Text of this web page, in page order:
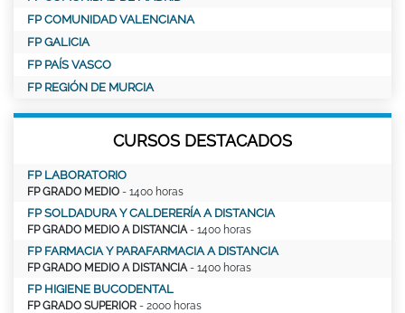
FP COMUNIDAD VALENCIANA
FP GALICIA
FP PAÍS VASCO
FP REGIÓN DE MURCIA
CURSOS DESTACADOS
FP LABORATORIO
FP GRADO MEDIO - 1400 horas
FP SOLDADURA Y CALDERERÍA A DISTANCIA
FP GRADO MEDIO A DISTANCIA - 1400 horas
FP FARMACIA Y PARAFARMACIA A DISTANCIA
FP GRADO MEDIO A DISTANCIA - 1400 horas
FP HIGIENE BUCODENTAL
FP GRADO SUPERIOR - 2000 horas